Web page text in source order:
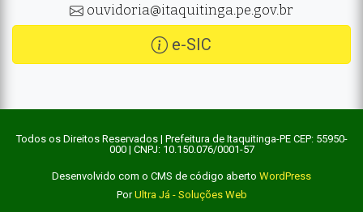
ouvidoria@itaquitinga.pe.gov.br
e-SIC
Todos os Direitos Reservados | Prefeitura de Itaquitinga-PE CEP: 55950-
000 | CNPJ: 10.150.076/0001-57
Desenvolvido com o CMS de código aberto WordPress
PorUltra Já - Soluções Web